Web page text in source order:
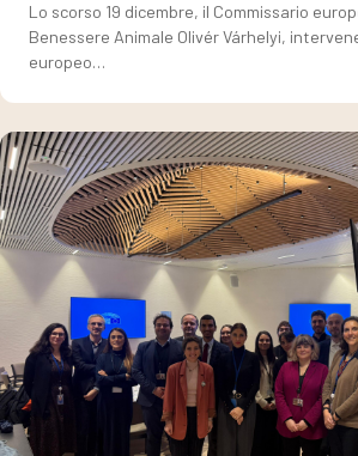
Lo scorso 19 dicembre, il Commissario
Benessere Animale Olivér Várhelyi,
europeo…